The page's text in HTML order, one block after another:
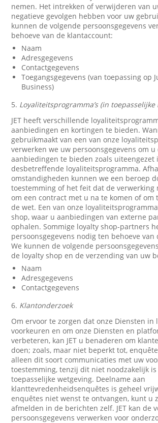
nemen. Het intrekken of verwijderen van
negatieve gevolgen hebben voor uw
kunnen de volgende persoonsgegevens
behoeve van de klantaccount:
Naam
Adresgegevens
Contactgegevens
Toegangsgegevens (van toepassing op
Business)
5. Loyaliteitsprogramma’s (in
JET heeft verschillende
aanbiedingen en kortingen te bieden.
gebruikmaakt van een van onze
verwerken we uw persoonsgegevens om
aanbiedingen te bieden zoals uiteengezet
desbetreffende loyaliteitsprogramma.
omstandigheden kunnen we een beroep
toestemming of het feit dat de verwerking
om een contract met u na te komen of om
de wet. Een van onze
shop, waar u aanbiedingen van externe
ophalen. Sommige loyalty shop-partners
persoonsgegevens nodig ten behoeve van
We kunnen de volgende
de loyalty shop en de verzending van uw
Naam
Adresgegevens
Contactgegevens
6. Klantonderzoek
Om ervoor te zorgen dat onze Diensten
voorkeuren en om onze Diensten en
verbeteren, kan JET u benaderen om
doen; zoals, maar niet beperkt tot,
alleen dit soort communicaties met uw
toestemming, tenzij dit niet noodzakelijk is
toepasselijke wetgeving. Deelname aan
klanttevredenheidsenquêtes is geheel
enquêtes niet wenst te ontvangen, kunt u
afmelden in de berichten zelf. JET kan de
persoonsgegevens verwerken voor